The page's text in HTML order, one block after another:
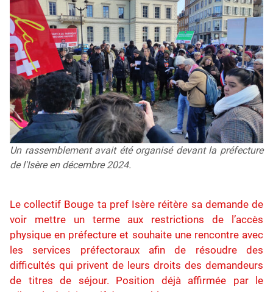
Un rassemblement avait été organisé devant la préfecture
de l'Isère en décembre 2024.
Le collectif Bouge ta pref Isère réitère sa demande de
voir mettre un terme aux restrictions de l’accès
physique en préfecture et souhaite une rencontre avec
les services préfectoraux afin de résoudre des
difficultés qui privent de leurs droits des demandeurs
de titres de séjour. Position déjà affirmée par le